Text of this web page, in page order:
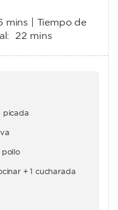
mins | Tiempo de
22 mins
picada
pollo
+ 1 cucharada